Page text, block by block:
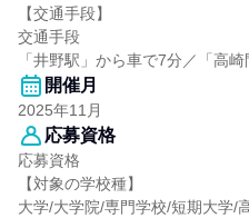
【交通手段】
交通手段
「井野駅」から車で7分／「高
開催月
2025年11月
応募資格
応募資格
【対象の学校種】
大学/大学院/専門学校/短期大学/